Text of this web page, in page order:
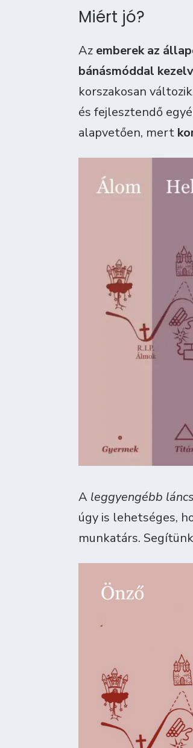
Miért jó?
Az emberek az
bánásmóddal
korszakosan
és fejlesztendő
alapvetően, mert
A leggyengébb
úgy is lehetséges,
munkatárs.